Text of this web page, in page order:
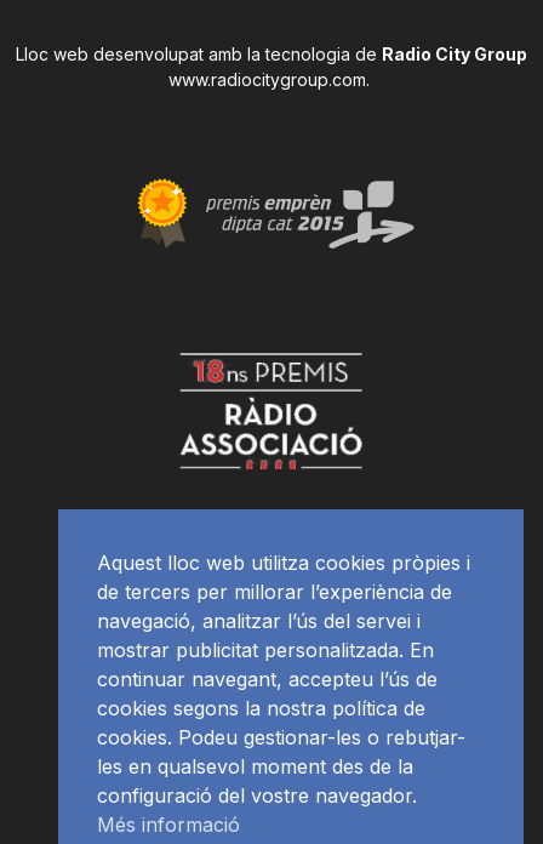
Lloc web desenvolupat amb la tecnologia de Radio City Group
www.radiocitygroup.com.
Aquest lloc web utilitza cookies pròpies i
de tercers per millorar l’experiència de
navegació, analitzar l’ús del servei i
mostrar publicitat personalitzada. En
continuar navegant, accepteu l’ús de
cookies segons la nostra política de
cookies. Podeu gestionar-les o rebutjar-
les en qualsevol moment des de la
configuració del vostre navegador.
Més informació